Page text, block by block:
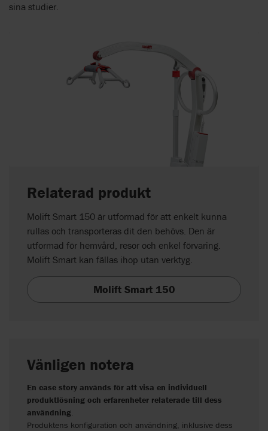
sina studier.
Relaterad produkt
Molift Smart 150 är utformad för att enkelt kunna
rullas och transporteras dit den behövs. Den är
utformad för hemvård, resor och enkel förvaring.
Molift Smart kan fällas ihop utan verktyg.
Molift Smart 150
Vänligen notera
En case story används för att visa en individuell
produktlösning och erfarenheter relaterade till dess
användning.
Produktens konfiguration och användning, inklusive dess